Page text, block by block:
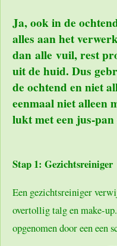
Ja, ook in de
alles aan het
dan alle vuil, rest
uit de huid. Dus
de ochtend en niet
eenmaal niet alleen
lukt met een jus-
Stap 1: Gezichtsreiniger
Een gezichtsreiniger
overtollig talg en make-
opgenomen door een een